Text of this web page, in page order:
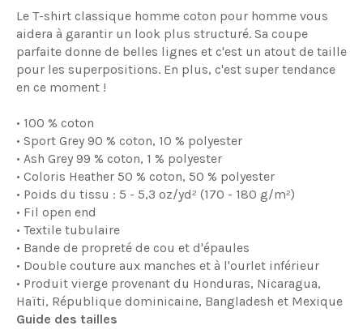
Le T-shirt classique homme coton pour homme vous
aidera à garantir un look plus structuré. Sa coupe
parfaite donne de belles lignes et c'est un atout de taille
pour les superpositions. En plus, c'est super tendance
en ce moment !
• 100 % coton
• Sport Grey 90 % coton, 10 % polyester
• Ash Grey 99 % coton, 1 % polyester
• Coloris Heather 50 % coton, 50 % polyester
• Poids du tissu : 5 - 5,3 oz/yd² (170 - 180 g/m²)
• Fil open end
• Textile tubulaire
• Bande de propreté de cou et d'épaules
• Double couture aux manches et à l'ourlet inférieur
• Produit vierge provenant du Honduras, Nicaragua,
Haïti, République dominicaine, Bangladesh et Mexique
Guide des tailles